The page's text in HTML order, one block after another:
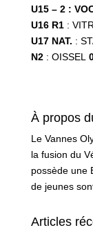
U15 – 2 :
U16 R1:
U17 NAT. :
N2: OISSEL
À propos
Le Vannes
la fusion du
possède une
de jeunes
Articles